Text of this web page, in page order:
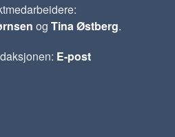
og Tina Østberg.
E-post